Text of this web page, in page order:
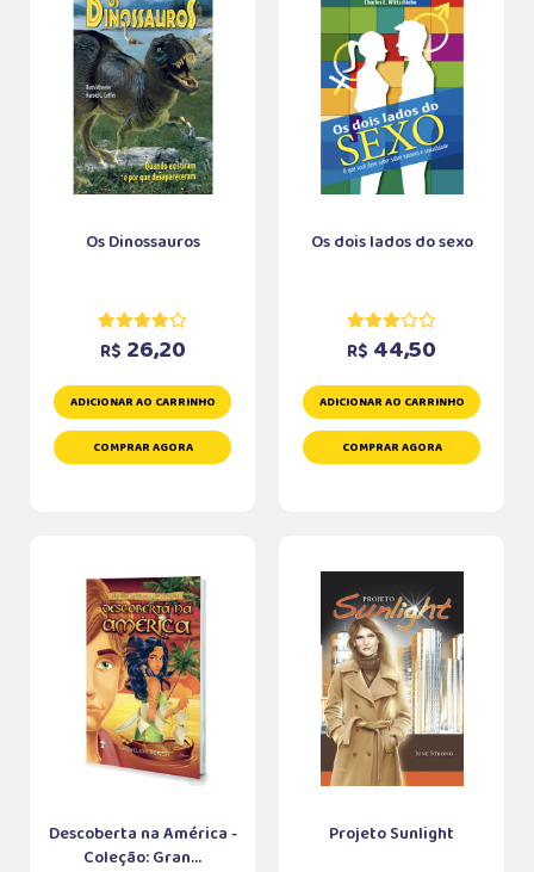
Os Dinossauros
R$ 26,20
ADICIONAR AO CARRINHO
COMPRAR AGORA
Os dois lados do sexo
R$ 44,50
ADICIONAR AO CARRINHO
COMPRAR AGORA
Descoberta na América -
Coleção: Gran...
Projeto Sunlight